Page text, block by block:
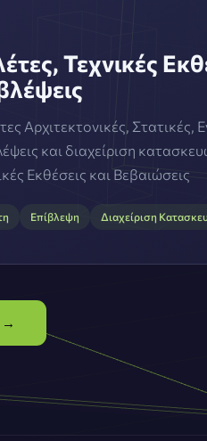
Τεχνικές
Αρχιτεκτονικές, Στατικές,
και διαχείριση
Εκθέσεις και Βεβαιώσεις
Επίβλεψη Διαχείριση
→